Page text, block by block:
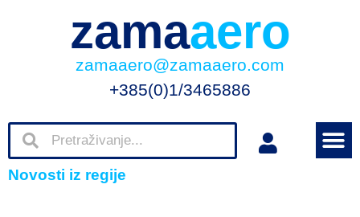
zamaaero
zamaaero@zamaaero.com
+385(0)1/3465886
Novosti iz regije